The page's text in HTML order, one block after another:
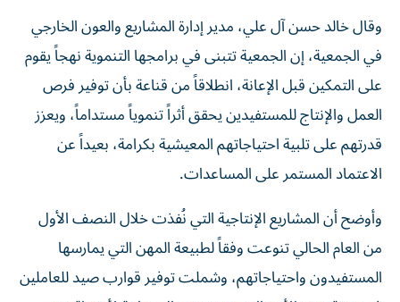
وقال خالد حسن آل علي، مدير إدارة المشاريع والعون الخارجي
في الجمعية، إن الجمعية تتبنى في برامجها التنموية نهجاً يقوم
على التمكين قبل الإعانة، انطلاقاً من قناعة بأن توفير فرص
العمل والإنتاج للمستفيدين يحقق أثراً تنموياً مستداماً، ويعزز
قدرتهم على تلبية احتياجاتهم المعيشية بكرامة، بعيداً عن
الاعتماد المستمر على المساعدات.
وأوضح أن المشاريع الإنتاجية التي نُفذت خلال النصف الأول
من العام الحالي تنوعت وفقاً لطبيعة المهن التي يمارسها
المستفيدون واحتياجاتهم، وشملت توفير قوارب صيد للعاملين